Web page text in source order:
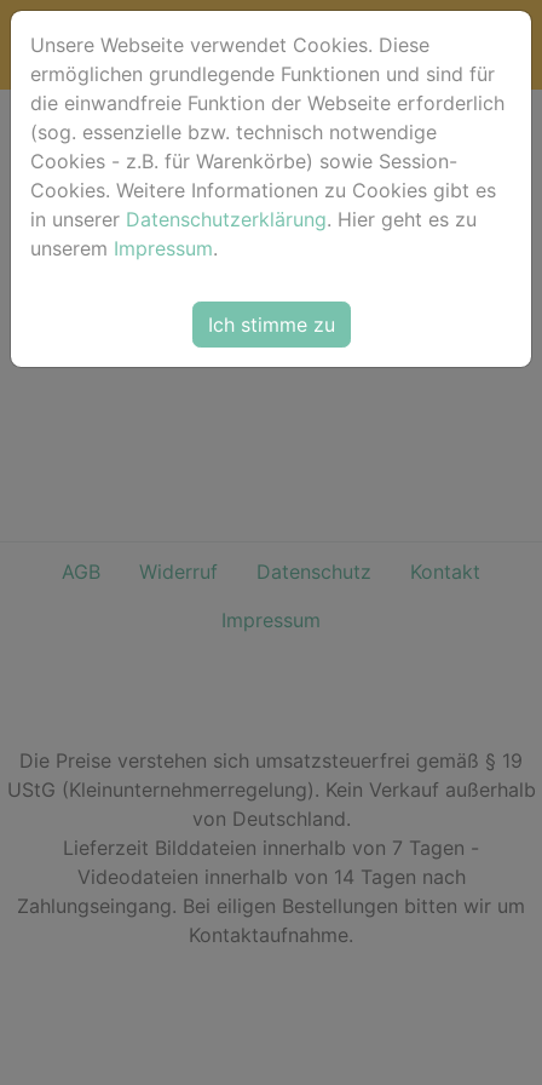
Lightbox (Favoriten)
Die Lightbox ist leer.
Unsere Webseite verwendet Cookies. Diese
ermöglichen grundlegende Funktionen und sind für
die einwandfreie Funktion der Webseite erforderlich
(sog. essenzielle bzw. technisch notwendige
Cookies - z.B. für Warenkörbe) sowie Session-
Cookies. Weitere Informationen zu Cookies gibt es
in unserer Datenschutzerklärung. Hier geht es zu
unserem Impressum.
Ich stimme zu
AGB Widerruf Datenschutz
Kontakt
Impressum
Die Preise verstehen sich umsatzsteuerfrei gemäß § 19
UStG (Kleinunternehmerregelung). Kein Verkauf außerhalb
von Deutschland.
Lieferzeit Bilddateien innerhalb von 7 Tagen -
Videodateien innerhalb von 14 Tagen nach
Zahlungseingang. Bei eiligen Bestellungen bitten wir um
Kontaktaufnahme.